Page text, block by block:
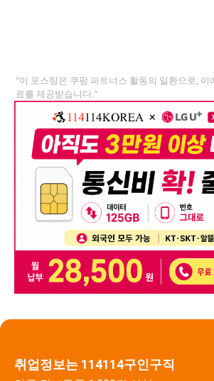
취업정보는 114114구인구직
"이 포스팅은 쿠팡 파트너스 활동의 일환으로, 이
료를 제공받습니다."